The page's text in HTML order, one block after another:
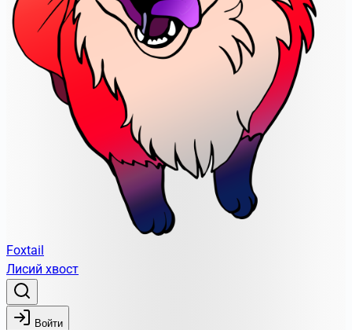
Foxtail
Лисий хвост
Войти